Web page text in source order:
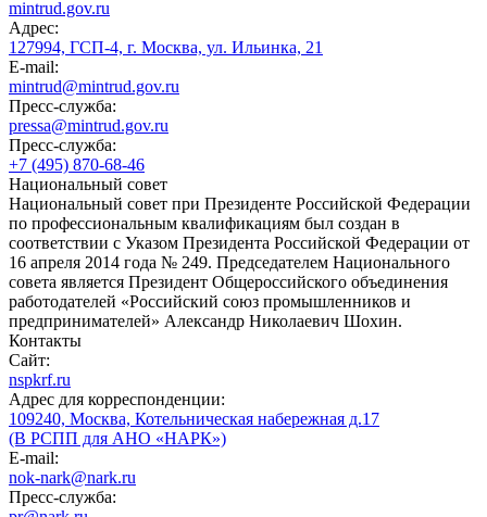
mintrud.gov.ru
Адрес:
127994, ГСП-4, г. Москва, ул. Ильинка, 21
E-mail:
mintrud@mintrud.gov.ru
Пресс-служба:
pressa@mintrud.gov.ru
Пресс-служба:
+7 (495) 870-68-46
Национальный совет
Национальный совет при Президенте Российской Федерации
по профессиональным квалификациям был создан в
соответствии с Указом Президента Российской Федерации от
16 апреля 2014 года № 249. Председателем Национального
совета является Президент Общероссийского объединения
работодателей «Российский союз промышленников и
предпринимателей» Александр Николаевич Шохин.
Контакты
Сайт:
nspkrf.ru
Адрес для корреспонденции:
109240, Москва, Котельническая набережная д.17
(В РСПП для АНО «НАРК»)
E-mail:
nok-nark@nark.ru
Пресс-служба: